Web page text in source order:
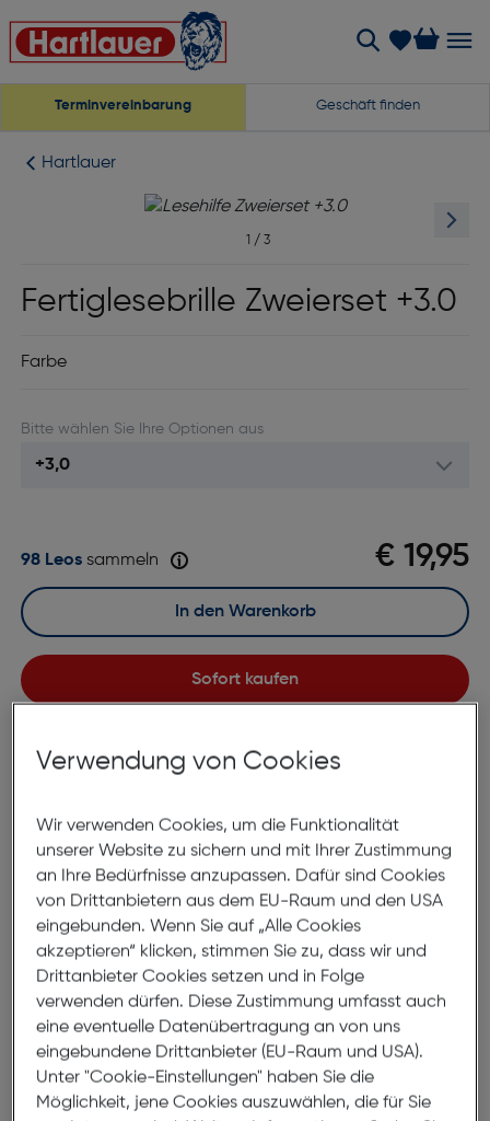
Terminvereinbarung Geschäft finden
Hartlauer
1 / 3
Fertiglesebrille Zweierset +3.0
Farbe
Bitte wählen Sie Ihre Optionen aus
€ 19,95
98 Leossammeln
Sofort kaufen
In den Warenkorb
Selbstabholung in Verfügbarkeit prüfen
Produktbeschreibung
Fertiglesebrille Zweierset +3.0
ArtNr.: 375034460
Ein Doppelpack klassischer Lesehilfen, die sowohl
funktional als auch stilvoll sind. Das elegante Etui
sorgt für eine einfache Aufbewahrung der Brillen,
Verwendung von Cookies
Wir verwenden Cookies, um die Funktionalität
unserer Website zu sichern und mit Ihrer Zustimmung
an Ihre Bedürfnisse anzupassen. Dafür sind Cookies
von Drittanbietern aus dem EU-Raum und den USA
eingebunden. Wenn Sie auf „Alle Cookies
akzeptieren“ klicken, stimmen Sie zu, dass wir und
Drittanbieter Cookies setzen und in Folge
verwenden dürfen. Diese Zustimmung umfasst auch
eine eventuelle Datenübertragung an von uns
eingebundene Drittanbieter (EU-Raum und USA).
Unter "Cookie-Einstellungen" haben Sie die
Möglichkeit, jene Cookies auszuwählen, die für Sie